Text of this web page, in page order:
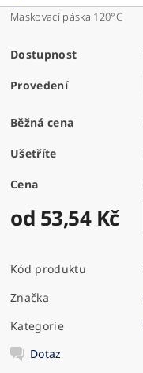
Maskovací páska 120°C
Dostupnost
Provedení
Běžná cena
Ušetříte
Cena
od 53,54 Kč
Kód produktu
Značka
Kategorie
Dotaz